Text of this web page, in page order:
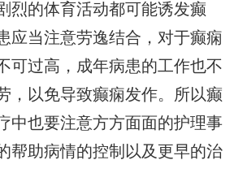
烈的体育活动都可能诱发癫
应当注意劳逸结合，对于癫痫
可过高，成年病患的工作也不
，以免导致癫痫发作。所以癫
中也要注意方方面面的护理事
帮助病情的控制以及更早的治